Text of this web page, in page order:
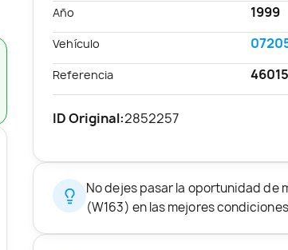
Año 1999
Vehículo
Referencia
ID Original:2852257
No dejes pasar la oportunidad de
(W163) en las mejores